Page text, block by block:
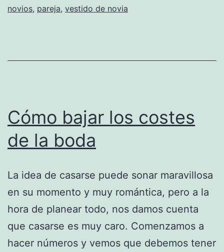
novios, pareja, vestido de novia
Cómo bajar los costes
de la boda
La idea de casarse puede sonar maravillosa
en su momento y muy romántica, pero a la
hora de planear todo, nos damos cuenta
que casarse es muy caro. Comenzamos a
hacer números y vemos que debemos tener